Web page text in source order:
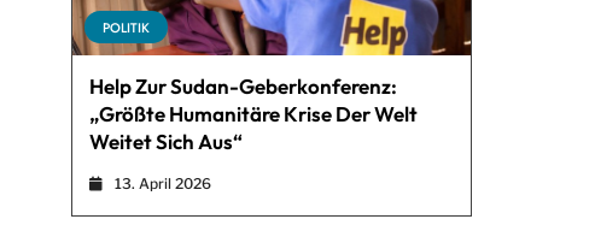
POLITIK
Help Zur Sudan-Geberkonferenz:
„Größte Humanitäre Krise Der Welt
Weitet Sich Aus“
13. April 2026